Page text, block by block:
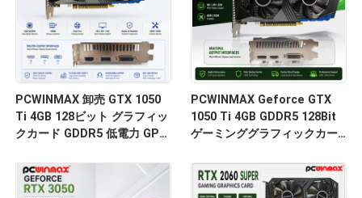
PCWINMAX 卸売 GTX 1050
Ti 4GB 128ビット グラフィッ
クカード GDDR5 低電力 GPU
用
PCWINMAX Geforce GTX
1050 Ti 4GB GDDR5 128Bit
ゲーミンググラフィックカー
スクトップコンピューター用
在庫あり